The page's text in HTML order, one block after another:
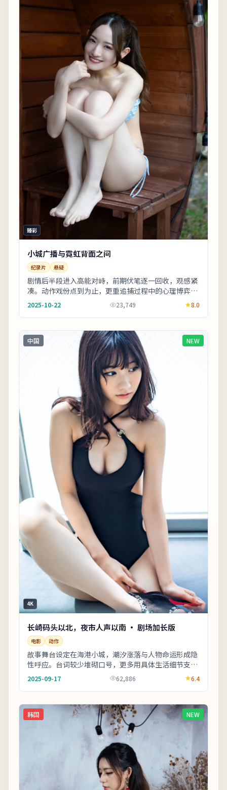
臻彩
小城广播与霓虹背面之间
纪录片 悬疑
剧情后半段进入高能对峙，前期伏笔逐一回收，观感紧
凑。动作戏份点到为止，更重追捕过程中的心理博弈。
欢迎在观影记录里写下你的解读：同一故事，允许多
2025-10-22 23,749 8.0
中国 NEW
4K
长崎码头以北，夜市人声以南 · 剧场加长版
电影 动作
故事舞台设定在海港小城，潮汐涨落与人物命运形成隐
性呼应。台词较少堆砌口号，更多用具体生活细节支撑
价值观冲突。剧情信息与人物关系可在二刷时解锁更
多...
2025-09-17 62,886 6.4
韩国 NEW